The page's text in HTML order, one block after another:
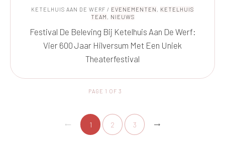
KETELHUIS AAN DE WERF / EVENEMENTEN , KETELHUIS
TEAM , NIEUWS
Festival De Beleving Bij Ketelhuis Aan De Werf:
Vier 600 Jaar Hilversum Met Een Uniek
Theaterfestival
PAGE 1 OF 3
1 2 3